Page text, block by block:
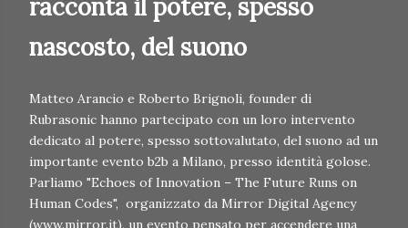
racconta il potere, spesso
nascosto, del suono
Matteo Arancio e Roberto Brignoli, founder di
Rubrasonic hanno partecipato con un loro intervento
dedicato al potere, spesso sottovalutato, del suono ad un
importante evento b2b a Milano, presso identità golose.
Parliamo "Echoes of Innovation – The Future Runs on
Human Codes", organizzato da Mirror Digital Agency
(www.mirror.it), un evento pensato per accendere una